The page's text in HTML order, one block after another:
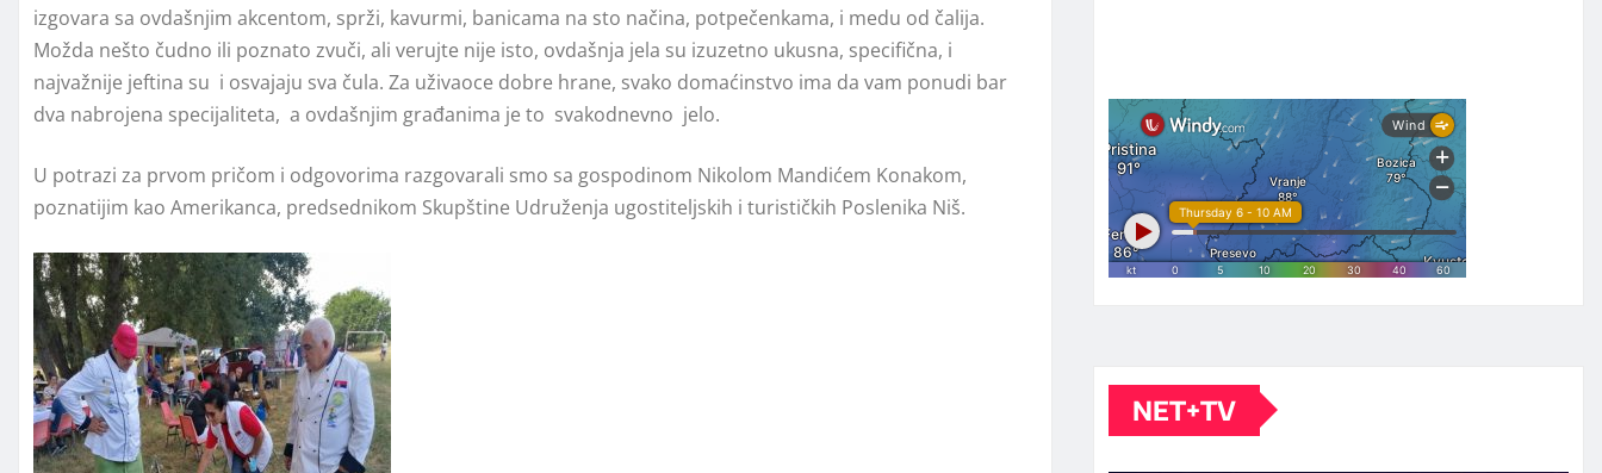
izgovara sa ovdašnjim akcentom, sprži, kavurmi, banicama na sto načina, potpečenkama, i medu od čalija.
Možda nešto čudno ili poznato zvuči, ali verujte nije isto, ovdašnja jela su izuzetno ukusna, specifična, i
najvažnije jeftina su i osvajaju sva čula. Za uživaoce dobre hrane, svako domaćinstvo ima da vam ponudi bar
dva nabrojena specijaliteta, a ovdašnjim građanima je to svakodnevno jelo.
U potrazi za prvom pričom i odgovorima razgovarali smo sa gospodinom Nikolom Mandićem Konakom,
poznatijim kao Amerikanca, predsednikom Skupštine Udruženja ugostiteljskih i turističkih Poslenika Niš.
NET+TV